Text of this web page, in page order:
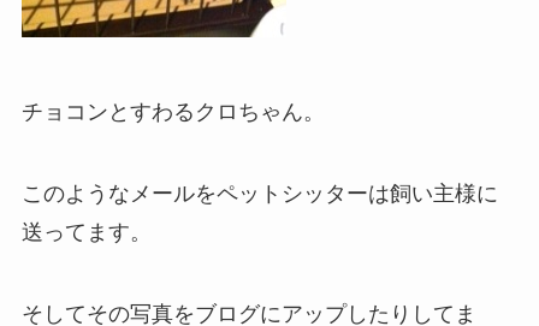
チョコンとすわるクロちゃん。
このようなメールをペットシッターは飼い主様に
送ってます。
そしてその写真をブログにアップしたりしてま